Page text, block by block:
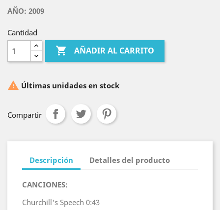
AÑO: 2009
Cantidad
 AÑADIR AL CARRITO
 Últimas unidades en stock
Compartir
Descripción Detalles del producto
CANCIONES:
Churchill's Speech 0:43